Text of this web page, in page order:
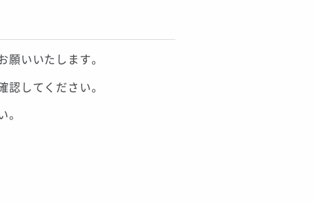
いいたします。
してください。